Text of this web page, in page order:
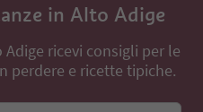
in Alto Adige
ricevi consigli per le
perdere e ricette tipiche.